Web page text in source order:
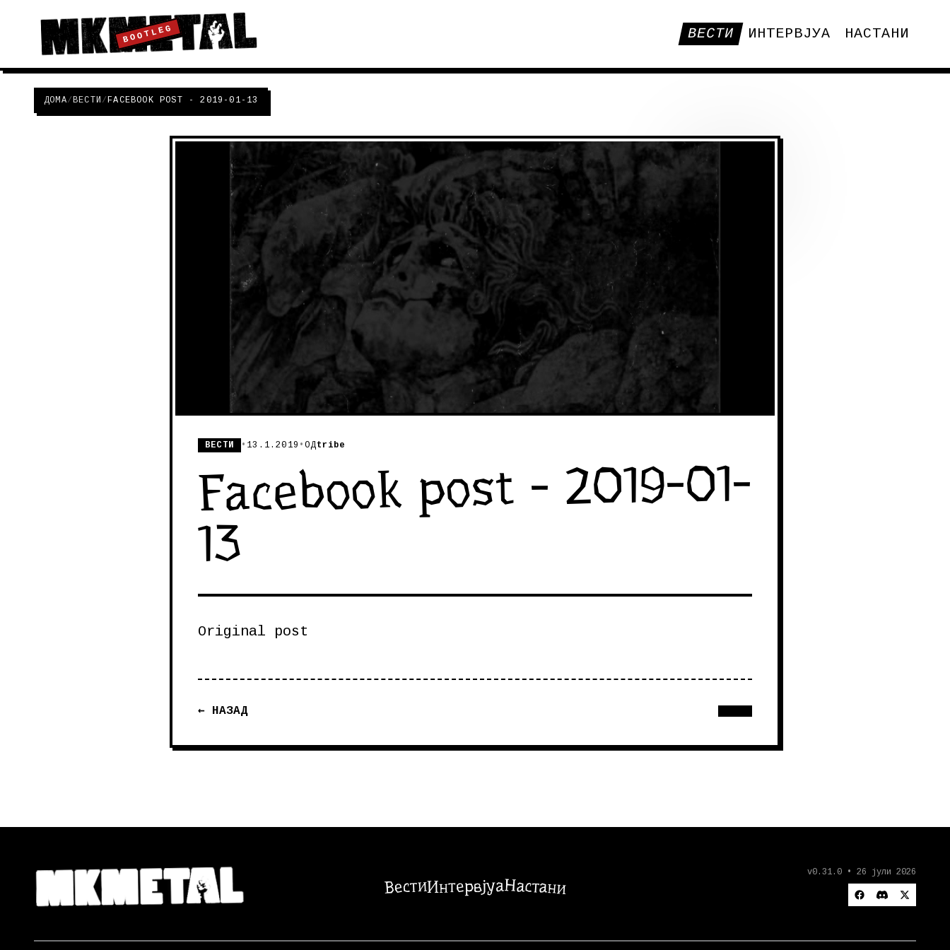
BOOTLEG ВЕСТИ ИНТЕРВЈУА НАСТАНИ
ДОМА/ВЕСТИ /FACEBOOK POST - 2019-01-13
ВЕСТИ • 13.1.2019 •ОДtribe
Facebook post - 2019-01-
13
Original post
← НАЗАД
ВестиИнтервјуаНастани
v0.31.0 • 26 јули 2026